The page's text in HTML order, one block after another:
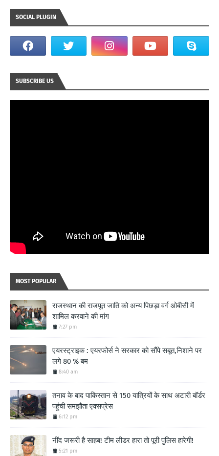
SOCIAL PLUGIN
SUBSCRIBE US
MOST POPULAR
राजस्थान की राजपूत जाति को अन्य पिछड़ा वर्ग ओबीसी में
शामिल करवाने की मांग
7:27 pm
एयरस्ट्राइक : एयरफोर्स ने सरकार को सौंपे सबूत,निशाने पर
लगे 80 % बम
8:40 am
तनाव के बाद पाकिस्तान से 150 यात्रियों के साथ अटारी बॉर्डर
पहुंची समझौता एक्सप्रेस
6:12 pm
नींद जरूरी है साहब! टीम लीडर हारा तो पूरी पुलिस हारेगी!
5:21 pm